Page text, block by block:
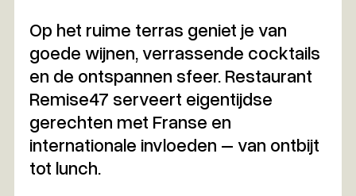
Op het ruime terras geniet je van
goede wijnen, verrassende cocktails
en de ontspannen sfeer. Restaurant
Remise47 serveert eigentijdse
gerechten met Franse en
internationale invloeden – van ontbijt
tot lunch.